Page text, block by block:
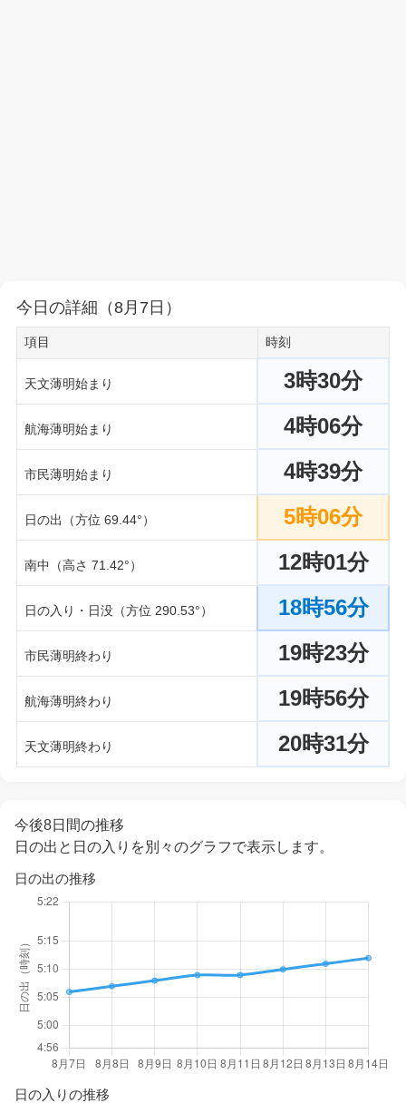
今日の詳細（8月7日）
項目 時刻
天文薄明始まり 3時30分
航海薄明始まり 4時06分
市民薄明始まり 4時39分
日の出（方位 69.44°） 5時06分
南中（高さ 71.42°） 12時01分
日の入り・日没（方位 290.53°） 18時56分
市民薄明終わり 19時23分
航海薄明終わり 19時56分
天文薄明終わり 20時31分
今後8日間の推移
日の出と日の入りを別々のグラフで表示します。
日の出の推移
日の入りの推移